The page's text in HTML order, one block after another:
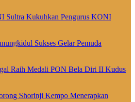
Sultra Kukuhkan Pengurus KONI
Sukses Gelar Pemuda
Raih Medali PON Bela Diri II Kudus
Shorinji Kempo Menerapkan